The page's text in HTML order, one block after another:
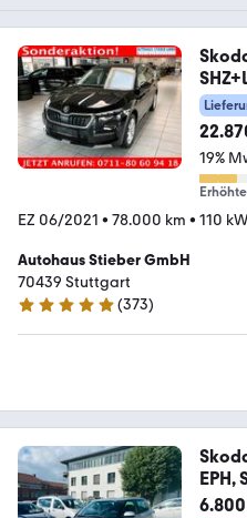
19%
EZ 06/2021 • 78.000 km • 110
Autohaus Stieber GmbH
70439 Stuttgart
4.9 Sterne
(373)
EPH,